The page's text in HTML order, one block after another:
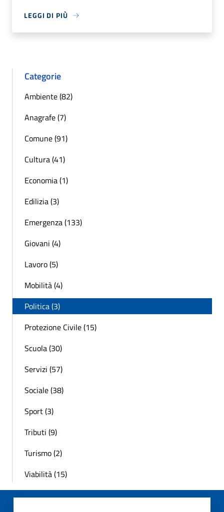
LEGGI DI PIÙ
Categorie
Ambiente (82)
Anagrafe (7)
Comune (91)
Cultura (41)
Economia (1)
Edilizia (3)
Emergenza (133)
Giovani (4)
Lavoro (5)
Mobilità (4)
Politica (3)
Protezione Civile (15)
Scuola (30)
Servizi (57)
Sociale (38)
Sport (3)
Tributi (9)
Turismo (2)
Viabilità (15)